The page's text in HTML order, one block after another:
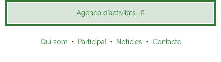
Agenda d'activitats
Qui som • Participa! • Notícies • Contacte